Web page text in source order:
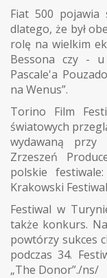
Fiat 500
dlatego, że był
rolę na wielkim
Bessona czy -
Pascale'a
na Wenus”.
Torino Film
światowych
wydawaną przy
Zrzeszeń
polskie
Krakowski
Festiwal w
także konkurs.
powtórzy sukces
podczas 34.
„The Donor”./ns/